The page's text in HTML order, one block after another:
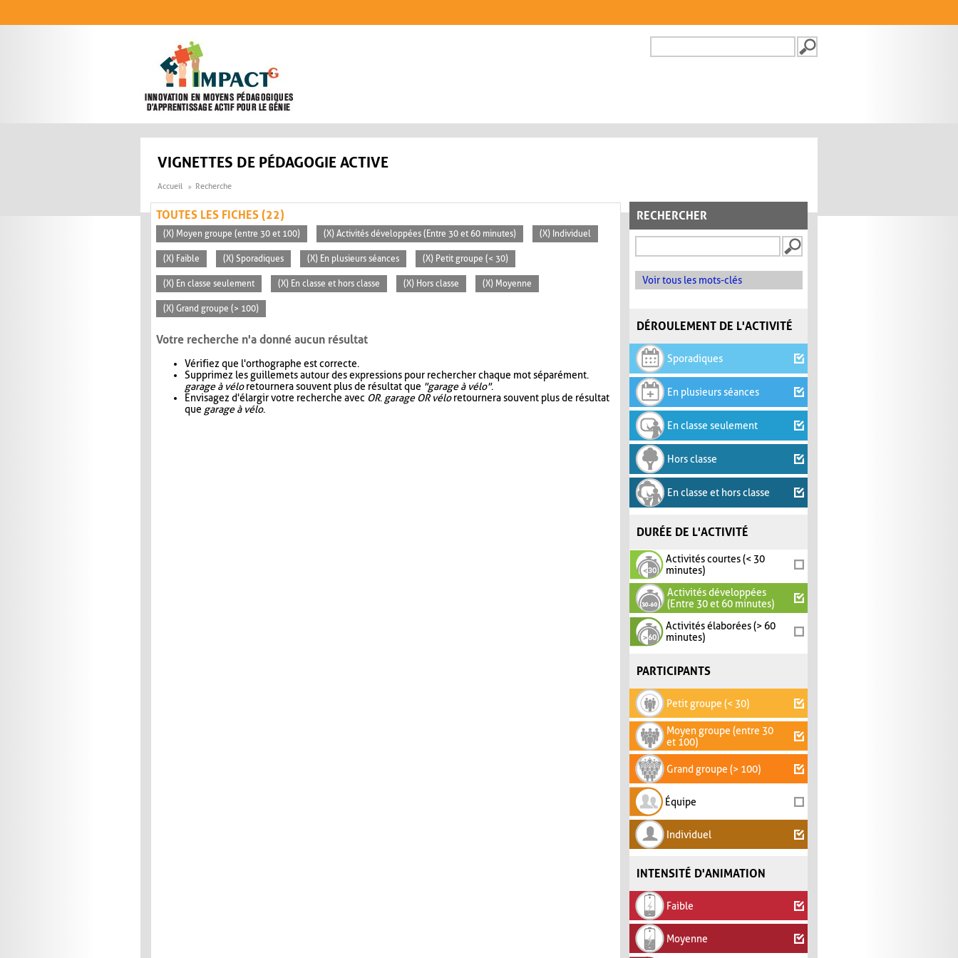
FORMULAIRE DE
VIGNETTES DE PÉDAGOGIE ACTIVE
Accueil Recherche
RECHERCHER
Voir tous les mots-clés
DÉROULEMENT DE L'ACTIVITÉ
Sporadiques
En plusieurs séances
En classe seulement
Hors classe
En classe et hors classe
DURÉE DE L'ACTIVITÉ
Activités courtes (< 30
minutes)
Activités développées
(Entre 30 et 60 minutes)
Activités élaborées (> 60
minutes)
PARTICIPANTS
Petit groupe (< 30)
Moyen groupe (entre 30
et 100)
Grand groupe (> 100)
Équipe
Individuel
INTENSITÉ D'ANIMATION
Faible
Moyenne
TOUTES LES FICHES (22)
(X) Moyen groupe (entre 30 et 100) (X) Activités développées (Entre 30 et 60 minutes) (X) Individuel
(X) Faible (X) Sporadiques (X) En plusieurs séances (X) Petit groupe (< 30)
(X) En classe seulement (X) En classe et hors classe (X) Hors classe (X) Moyenne
(X) Grand groupe (> 100)
Votre recherche n'a donné aucun résultat
Vérifiez que l'orthographe est correcte.
Supprimez les guillemets autour des expressions pour rechercher chaque mot séparément.
garage à véloretournera souvent plus de résultat que "garage à vélo".
Envisagez d'élargir votre recherche avec OR. garage OR véloretournera souvent plus de résultat
que garage à vélo.